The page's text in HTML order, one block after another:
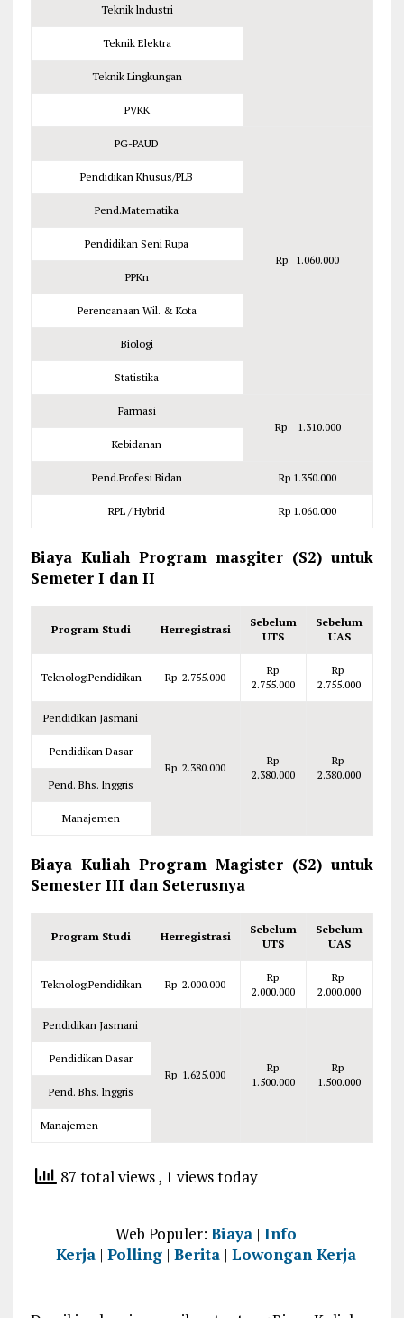
Teknik lndustri
Teknik Elektra
Teknik Lingkungan
PVKK
PG-PAUD
Rp 1.060.000
Pendidikan Khusus/PLB
Pend.Matematika
Pendidikan Seni Rupa
PPKn
Perencanaan Wil. & Kota
Biologi
Statistika
Farmasi
Rp 1.310.000
Kebidanan
Pend.Profesi Bidan Rp 1.350.000
RPL / Hybrid Rp 1.060.000
Biaya Kuliah Program masgiter (S2) untuk
Semeter I dan II
Program Studi Herregistrasi
Sebelum
UTS
Sebelum
UAS
TeknologiPendidikan Rp 2.755.000
Rp
2.755.000
Rp
2.755.000
Pendidikan Jasmani
Rp 2.380.000
Rp
2.380.000
Rp
2.380.000
Pendidikan Dasar
Pend. Bhs. lnggris
Manajemen
Biaya Kuliah Program Magister (S2) untuk
Semester III dan Seterusnya
Program Studi Herregistrasi
Sebelum
UTS
Sebelum
UAS
TeknologiPendidikan Rp 2.000.000
Rp
2.000.000
Rp
2.000.000
Pendidikan Jasmani
Rp 1.625.000
Rp
1.500.000
Rp
1.500.000
Pendidikan Dasar
Pend. Bhs. lnggris
Manajemen
87 total views, 1 views today
Web Populer:Biaya |Info
Kerja |Polling |Berita |Lowongan Kerja